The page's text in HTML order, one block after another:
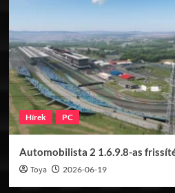
Hírek PC
Automobilista 2 1.6.9.8-as
Toya 2026-06-19